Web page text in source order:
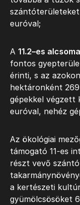
euróval;
A 11.2–es
fontos
érinti, s az
hektáronként
gépekkel végzett
euróval, nehéz
Az ökológiai
támogató 11-es
részt vevő
a kertészeti
gyümölcsösöket